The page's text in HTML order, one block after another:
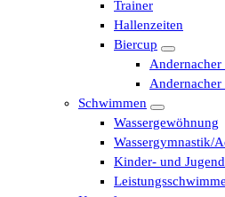
Trainer
Hallenzeiten
Biercup
Schwimmen
Wassergewöhnung
Wassergymnastik/
Kinder- und